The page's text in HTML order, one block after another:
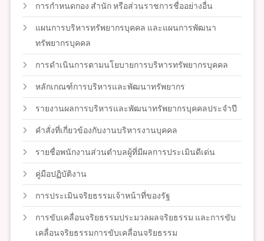
การกำหนดกอง สำนัก หรือส่วนราชการชื่ออย่างอื่น
แผนการบริหารทรัพยากรบุคคล และแผนการพัฒนา
ทรัพยากรบุคคล
การดำเนินการตามนโยบายการบริหารทรัพยากรบุคคล
หลักเกณฑ์การบริหารและพัฒนาทรัพยากร
รายงานผลการบริหารและพัฒนาทรัพยากรบุคคลประจำปี
คำสั่งที่เกี่ยวข้องกับงานบริหารงานบุคคล
รายชื่อพนักงานส่วนตำบลผู้ที่มีผลการประเมินดีเด่น
คู่มือปฏิบัติงาน
การประเมินจริยธรรมเจ้าหน้าที่ของรัฐ
การขับเคลื่อนจริยธรรมประมวลผลจริยธรรม และการขับ
เคลื่อนจริยธรรมการขับเคลื่อนจริยธรรม